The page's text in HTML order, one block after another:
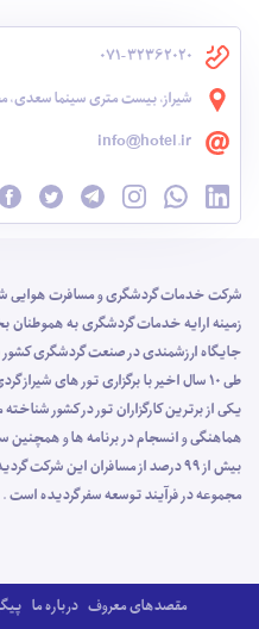
071-32362020
شیراز، بیست متری سینما سعدی،
info@hotel.ir
زمینه ارایه خدمات گردشگری به هموطنان
جایگاه ارزشمندی در صنعت گردشگری کشور
یکی از برترین کارگزاران تور در کشور
هماهنگی و انسجام در برنامه ها و
بیش از 99 درصد از مسافران این
مجموعه در فرآیند توسعه سفر گردیده است .
مقصدهای معروف درباره ما